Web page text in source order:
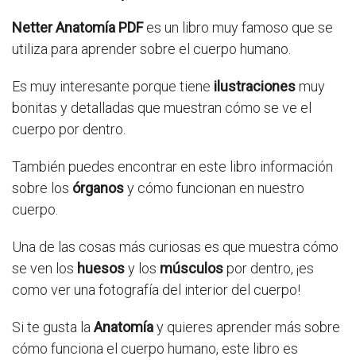
Netter Anatomía PDFes un libro muy famoso que se
utiliza para aprender sobre el cuerpo humano.
Es muy interesante porque tiene ilustracionesmuy
bonitas y detalladas que muestran cómo se ve el
cuerpo por dentro.
También puedes encontrar en este libro información
sobre los órganosy cómo funcionan en nuestro
cuerpo.
Una de las cosas más curiosas es que muestra cómo
se ven los huesosy los músculospor dentro, ¡es
como ver una fotografía del interior del cuerpo!
Si te gusta la Anatomíay quieres aprender más sobre
cómo funciona el cuerpo humano, este libro es